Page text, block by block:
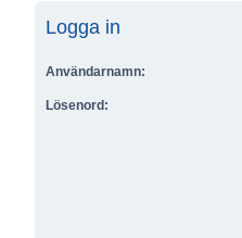
Logga in
Användarnamn:
Lösenord: